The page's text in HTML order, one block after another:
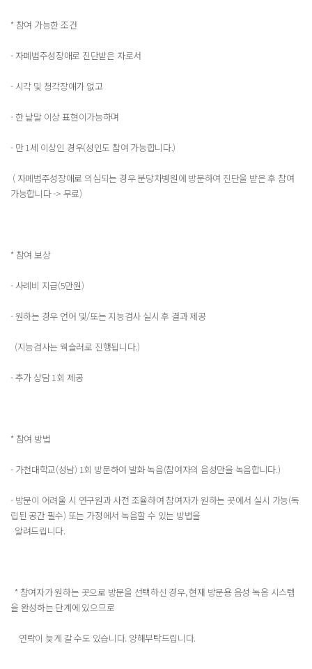
* 참여 가능한 조건
- 자폐범주성장애로 진단받은 자로서
- 시각 및 청각장애가 없고
- 한 낱말 이상 표현이가능하며
- 만 1세 이상인 경우(성인도 참여 가능합니다.)
( 자폐범주성장애로 의심되는 경우 분당차병원에 방문하여 진단을 받은 후 참여
가능합니다 -> 무료)
* 참여 보상
- 사례비 지급(5만원)
- 원하는 경우 언어 및/또는 지능검사 실시 후 결과 제공
(지능검사는 웩슬러로 진행됩니다.)
- 추가 상담 1회 제공
* 참여 방법
- 가천대학교(성남) 1회 방문하여 발화 녹음(참여자의 음성만을 녹음합니다.)
- 방문이 어려울 시 연구원과 사전 조율하여 참여자가 원하는 곳에서 실시 가능(독
립된 공간 필수) 또는 가정에서 녹음할 수 있는 방법을
알려드립니다.
* 참여자가 원하는 곳으로 방문을 선택하신 경우, 현재 방문용 음성 녹음 시스템
을 완성하는 단계에 있으므로
연락이 늦게 갈 수도 있습니다. 양해부탁드립니다.